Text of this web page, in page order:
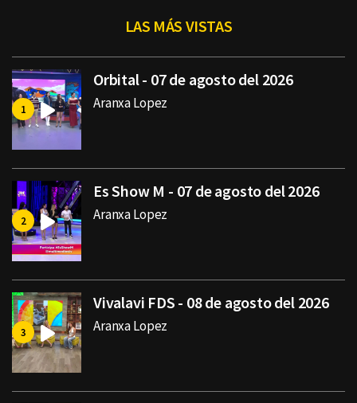
LAS MÁS VISTAS
Orbital - 07 de agosto del 2026
Aranxa Lopez
Es Show M - 07 de agosto del 2026
Aranxa Lopez
Vivalavi FDS - 08 de agosto del 2026
Aranxa Lopez